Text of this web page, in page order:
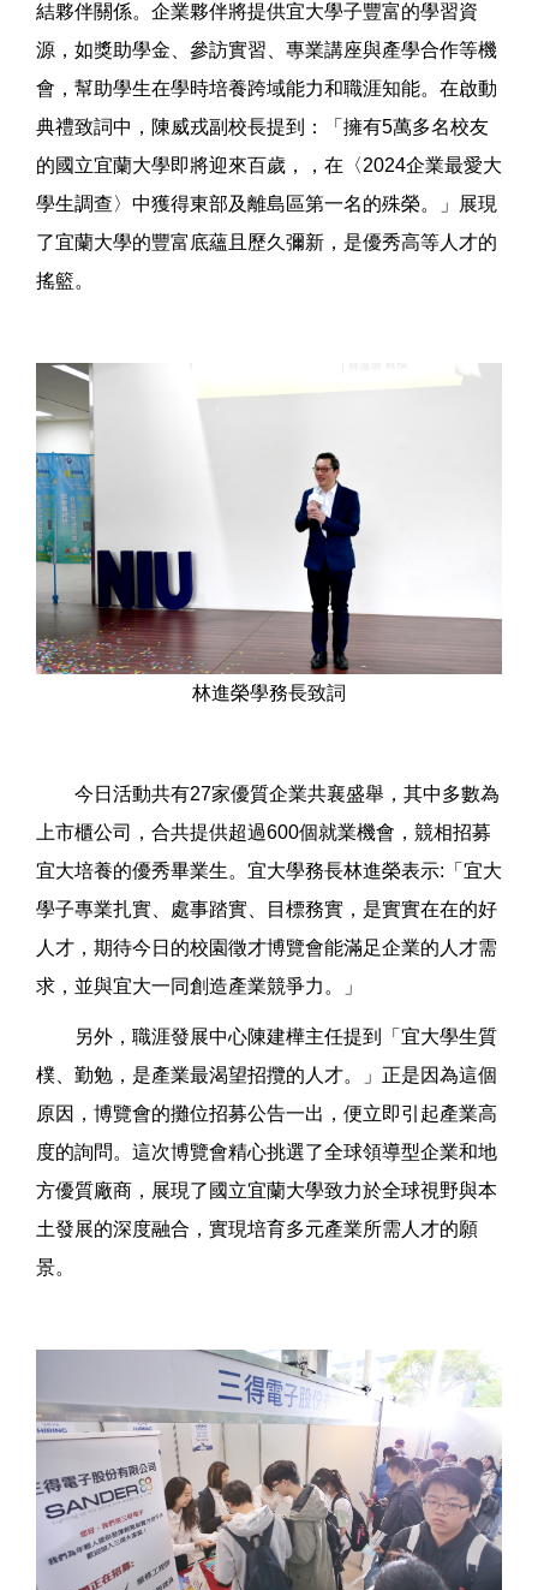
結夥伴關係。企業夥伴將提供宜大學子豐富的學習資
源，如獎助學金、參訪實習、專業講座與產學合作等機
會，幫助學生在學時培養跨域能力和職涯知能。在啟動
典禮致詞中，陳威戎副校長提到：「擁有5萬多名校友
的國立宜蘭大學即將迎來百歲，，在〈2024企業最愛大
學生調查〉中獲得東部及離島區第一名的殊榮。」展現
了宜蘭大學的豐富底蘊且歷久彌新，是優秀高等人才的
搖籃。
林進榮學務長致詞
今日活動共有27家優質企業共襄盛舉，其中多數為
上市櫃公司，合共提供超過600個就業機會，競相招募
宜大培養的優秀畢業生。宜大學務長林進榮表示:「宜大
學子專業扎實、處事踏實、目標務實，是實實在在的好
人才，期待今日的校園徵才博覽會能滿足企業的人才需
求，並與宜大一同創造產業競爭力。」
另外，職涯發展中心陳建樺主任提到「宜大學生質
樸、勤勉，是產業最渴望招攬的人才。」正是因為這個
原因，博覽會的攤位招募公告一出，便立即引起產業高
度的詢問。這次博覽會精心挑選了全球領導型企業和地
方優質廠商，展現了國立宜蘭大學致力於全球視野與本
土發展的深度融合，實現培育多元產業所需人才的願
景。